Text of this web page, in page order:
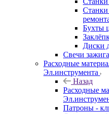
Станки
Бухты
Диски
Свечи
Расходные
Эл.инструмента
Назад
Расходные
Патроны -